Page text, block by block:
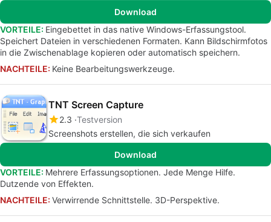
Download
VORTEILE: Eingebettet in das native Windows-Erfassungstool.
Speichert Dateien in verschiedenen Formaten. Kann Bildschirmfotos
in die Zwischenablage kopieren oder automatisch speichern.
NACHTEILE: Keine Bearbeitungswerkzeuge.
TNT Screen Capture
2.3 Testversion
Screenshots erstellen, die sich verkaufen
Download
VORTEILE: Mehrere Erfassungsoptionen. Jede Menge Hilfe.
Dutzende von Effekten.
NACHTEILE: Verwirrende Schnittstelle. 3D-Perspektive.